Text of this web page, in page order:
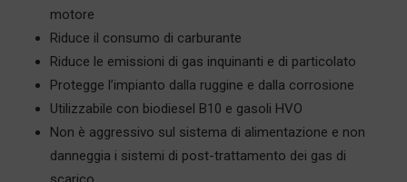
motore
Riduce il consumo di carburante
Riduce le emissioni di gas inquinanti e di particolato
Protegge l’impianto dalla ruggine e dalla corrosione
Utilizzabile con biodiesel B10 e gasoli HVO
Non è aggressivo sul sistema di alimentazione e non
danneggia i sistemi di post-trattamento dei gas di